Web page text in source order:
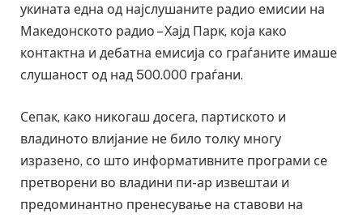
укината една од најслушаните радио емисии на
Македонското радио – Хајд Парк, која како
контактна и дебатна емисија со граѓаните имаше
слушаност од над 500.000 граѓани.
Сепак, како никогаш досега, партиското и
владиното влијание не било толку многу
изразено, со што информативните програми се
претворени во владини пи-ар извештаи и
предоминантно пренесување на ставови на